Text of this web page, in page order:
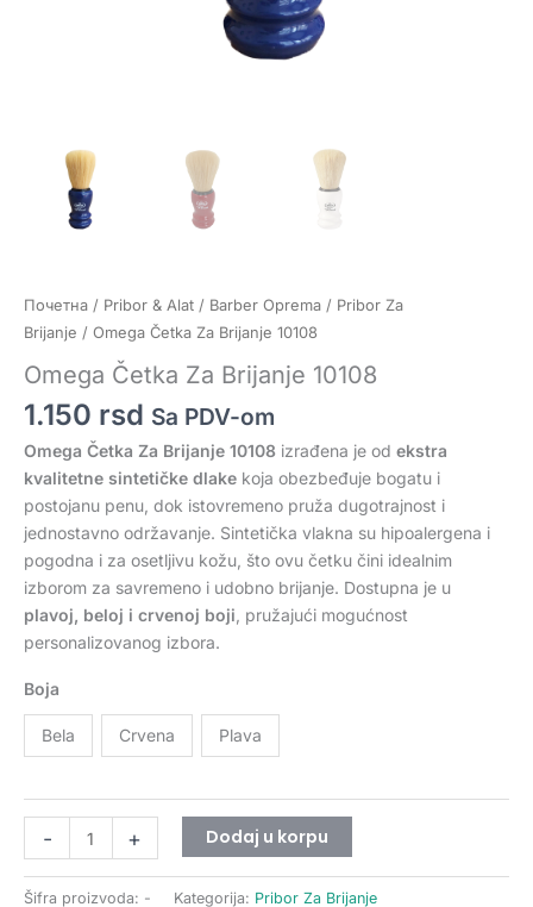
Почетна / Pribor & Alat / Barber Oprema / Pribor Za
Brijanje / Omega Četka Za Brijanje 10108
Omega Četka Za Brijanje 10108
1.150 rsd Sa PDV-om
Omega Četka Za Brijanje 10108 izrađena je od ekstra
kvalitetne sintetičke dlake koja obezbeđuje bogatu i
postojanu penu, dok istovremeno pruža dugotrajnost i
jednostavno održavanje. Sintetička vlakna su hipoalergena i
pogodna i za osetljivu kožu, što ovu četku čini idealnim
izborom za savremeno i udobno brijanje. Dostupna je u
plavoj, beloj i crvenoj boji , pružajući mogućnost
personalizovanog izbora.
Boja
Bela Crvena Plava
- + Dodaj u korpu
Šifra proizvoda: - Kategorija: Pribor Za Brijanje